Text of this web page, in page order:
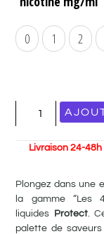
0 1 2
Livraison 24-
Plongez dans une
la gamme “Les
liquides Protect.
palette de